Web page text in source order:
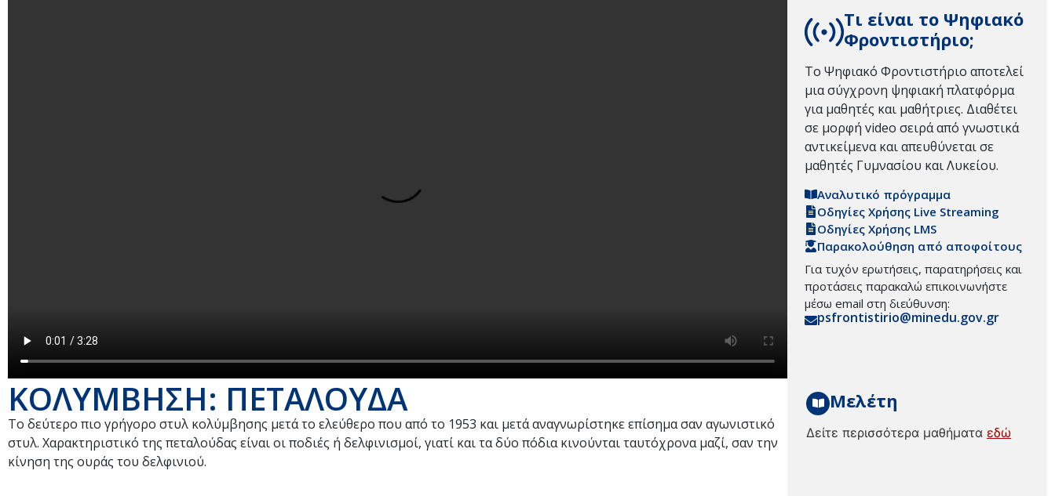
ΚΟΛΥΜΒΗΣΗ: ΠΕΤΑΛΟΥΔΑ
Το δεύτερο πιο γρήγορο στυλ κολύμβησης μετά το ελεύθερο που από το 1953 και μετά αναγνωρίστηκε επίσημα σαν αγωνιστικό
στυλ. Χαρακτηριστικό της πεταλούδας είναι οι ποδιές ή δελφινισμοί, γιατί και τα δύο πόδια κινούνται ταυτόχρονα μαζί, σαν την
κίνηση της ουράς του δελφινιού.
Τι είναι το Ψηφιακό
Φροντιστήριο;
Το Ψηφιακό Φροντιστήριο αποτελεί
μια σύγχρονη ψηφιακή πλατφόρμα
για μαθητές και μαθήτριες. Διαθέτει
σε μορφή video σειρά από γνωστικά
αντικείμενα και απευθύνεται σε
μαθητές Γυμνασίου και Λυκείου.
Αναλυτικό πρόγραμμα
Οδηγίες Χρήσης Live Streaming
Οδηγίες Χρήσης LMS
Παρακολούθηση από αποφοίτους
Για τυχόν ερωτήσεις, παρατηρήσεις και
προτάσεις παρακαλώ επικοινωνήστε
μέσω email στη διεύθυνση:
psfrontistirio@minedu.gov.gr
Μελέτη
Δείτε περισσότερα μαθήματα εδώ